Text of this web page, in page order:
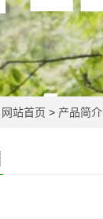
网站首页 > 产品简介